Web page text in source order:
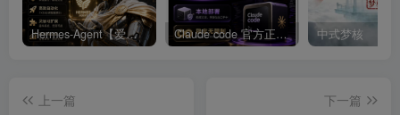
Hermes-Agent【爱马仕】AI自动化部署【会员免费领取安装包】 Claude code 官方正版 超强工具【会员免费领取安装包】 中式梦核
上一篇
下一篇